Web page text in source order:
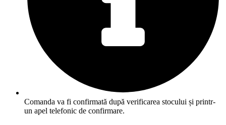
Comanda va fi confirmată după verificarea stocului și printr-
un apel telefonic de confirmare.